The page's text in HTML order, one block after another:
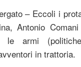
– Eccoli i
Antonio
le armi
in trattoria.